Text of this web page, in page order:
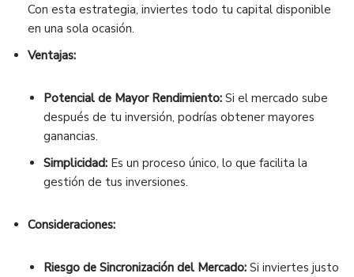
Con esta estrategia, inviertes todo tu capital disponible
en una sola ocasión.
Ventajas:
Potencial de Mayor Rendimiento: Si el mercado sube
después de tu inversión, podrías obtener mayores
ganancias.
Simplicidad: Es un proceso único, lo que facilita la
gestión de tus inversiones.
Consideraciones:
Riesgo de Sincronización del Mercado: Si inviertes justo